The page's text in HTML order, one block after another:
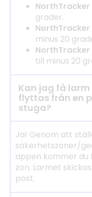
NorthTracker
grader.
NorthTracker
minus 20
till minus 20
Kan jag få
flyttas från en
stuga?
Ja! Genom att
säkerhetszoner/
appen kommer du
zon. Larmet
post.